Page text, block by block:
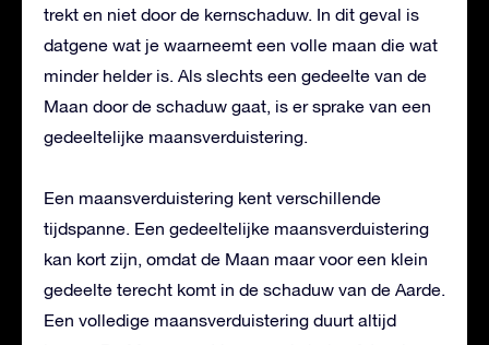
trekt en niet door de kernschaduw. In dit geval is
datgene wat je waarneemt een volle maan die wat
minder helder is. Als slechts een gedeelte van de
Maan door de schaduw gaat, is er sprake van een
gedeeltelijke maansverduistering.
Een maansverduistering kent verschillende
tijdspanne. Een gedeeltelijke maansverduistering
kan kort zijn, omdat de Maan maar voor een klein
gedeelte terecht komt in de schaduw van de Aarde.
Een volledige maansverduistering duurt altijd